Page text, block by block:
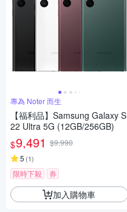
專為 Noter 而生
【福利品】Samsung Galaxy S
22 Ultra 5G (12GB/256GB)
$9,491 $9,990
5 (1)
限時下殺 券
加入購物車